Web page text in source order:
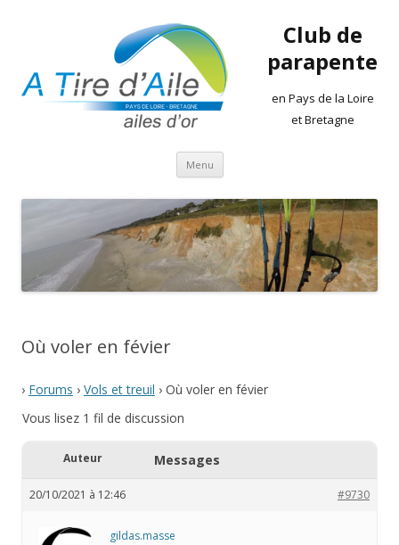
Club de
parapente
en Pays de la Loire
et Bretagne
Menu Aller
contenu
Où voler en févier
› Forums › Vols et treuil › Où voler en févier
Vous lisez 1 fil de discussion
Auteur Messages
20/10/2021 à 12:46 #9730
gildas.masse